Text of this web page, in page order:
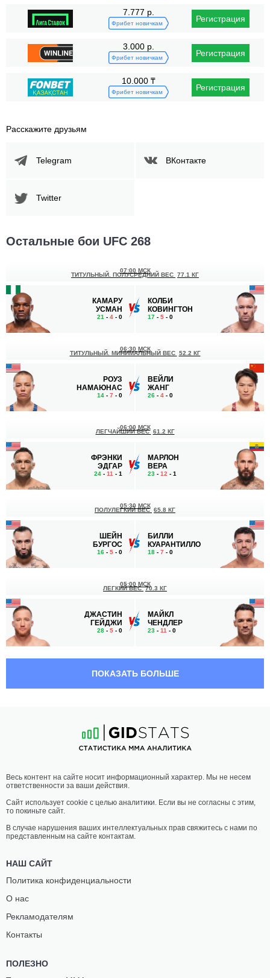
7.777 р.
Фрибет новичкам Регистрация
3.000 р.
Фрибет новичкам Регистрация
10.000 ₸
Фрибет новичкам Регистрация
Расскажите друзьям
Telegram ВКонтакте
Twitter
Остальные бои UFC 268
КАМАРУ
УСМАН
21 - 4 - 0
07:00 МСК
ТИТУЛЬНЫЙ. ПОЛУСРЕДНИЙ ВЕС 77.1 КГ
КОЛБИ
КОВИНГТОН
17 - 5 - 0
РОУЗ
НАМАЮНАС
14 - 7 - 0
06:30 МСК
ТИТУЛЬНЫЙ. МИНИМАЛЬНЫЙ ВЕС 52.2 КГ
ВЕЙЛИ
ЖАНГ
26 - 4 - 0
ФРЭНКИ
ЭДГАР
24 - 11 - 1
06:00 МСК
ЛЕГЧАЙШИЙ ВЕС 61.2 КГ
МАРЛОН
ВЕРА
23 - 12 - 1
ШЕЙН
БУРГОС
16 - 5 - 0
05:30 МСК
ПОЛУЛЕГКИЙ ВЕС 65.8 КГ
БИЛЛИ
КУАРАНТИЛЛО
18 - 7 - 0
ДЖАСТИН
ГЕЙДЖИ
28 - 5 - 0
05:00 МСК
ЛЕГКИЙ ВЕС 70.3 КГ
МАЙКЛ
ЧЕНДЛЕР
23 - 11 - 0
ХОУЗ
12-6- 0
03:30 МСК
СРЕДНИЙ ВЕС 83.9 КГ
КЁРТИС
ПОКАЗАТЬ БОЛЬШЕ
Весь контент на сайте носит информационный характер. Мы не несем
ответственности за ваши действия.
Сайт использует cookie с целью аналитики. Если вы не согласны с этим,
то покиньте сайт.
В случае нарушения ваших интеллектуальных прав свяжитесь с нами по
представленным на сайте контактам.
НАШ САЙТ
Политика конфиденциальности
О нас
Рекламодателям
Контакты
ПОЛЕЗНО